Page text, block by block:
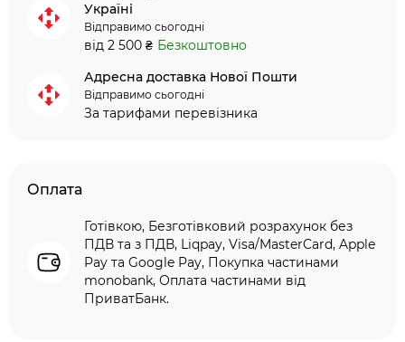
Україні
Відправимо сьогодні
від 2 500 ₴ Безкоштовно
Адресна доставка Нової Пошти
Відправимо сьогодні
За тарифами перевізника
Оплата
Готівкою, Безготівковий розрахунок без
ПДВ та з ПДВ, Liqpay, Visa/MasterCard, Apple
Pay та Google Pay, Покупка частинами
monobank, Оплата частинами від
ПриватБанк.